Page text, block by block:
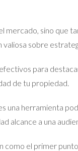
mercado, sino que
sobre
para
de tu propiedad.
una herramienta
a una
como el primer